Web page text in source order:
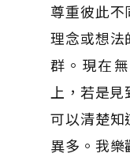
尊重彼此不
理念或想法
群。現在
上，若是
可以清楚知
異多。我